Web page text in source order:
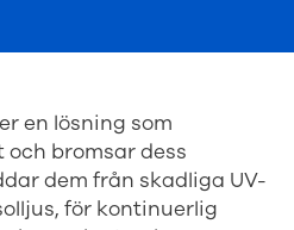
en lösning som
bromsar dess
dem från skadliga UV-
för kontinuerlig